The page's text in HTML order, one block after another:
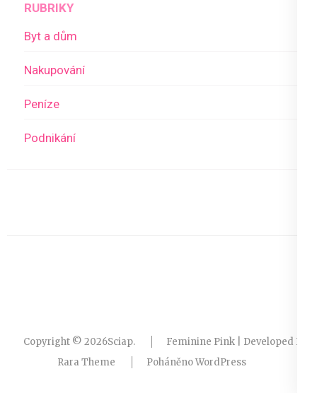
RUBRIKY
Byt a dům
Nakupování
Peníze
Podnikání
Copyright © 2026Sciap.
Feminine Pink | Developed By
Rara Theme
PoháněnoWordPress